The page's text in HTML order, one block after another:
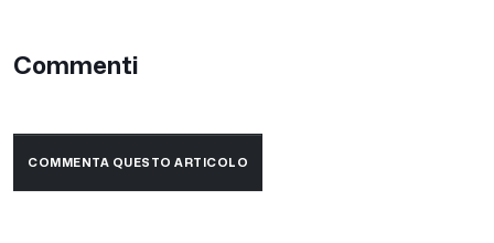
Commenti
COMMENTA QUESTO ARTICOLO